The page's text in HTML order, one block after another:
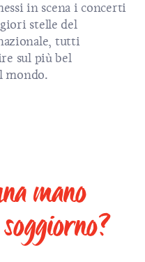
in scena i concerti
stelle del
tutti
sul più bel
mondo.
mano